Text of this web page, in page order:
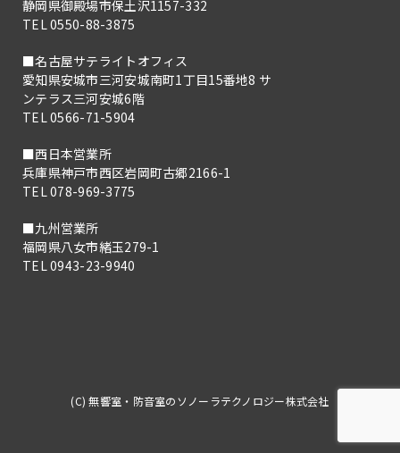
静岡県御殿場市保土沢1157-332
TEL 0550-88-3875
■名古屋サテライトオフィス
愛知県安城市三河安城南町1丁目15番地8 サ
ンテラス三河安城6階
TEL 0566-71-5904
■西日本営業所
兵庫県神戸市西区岩岡町古郷2166-1
TEL 078-969-3775
■九州営業所
福岡県八女市緒玉279-1
TEL 0943-23-9940
(C) 無響室・防音室のソノーラテクノロジー株式会社